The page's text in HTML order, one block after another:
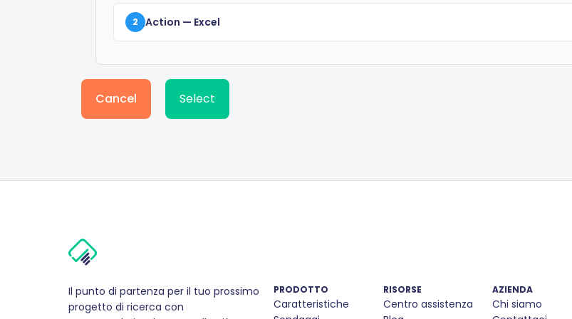
2 Action — Excel
Cancel Select
Il punto di partenza per il tuo prossimo
progetto di ricerca con
PRODOTTO
Caratteristiche
RISORSE
Centro assistenza
AZIENDA
Chi siamo